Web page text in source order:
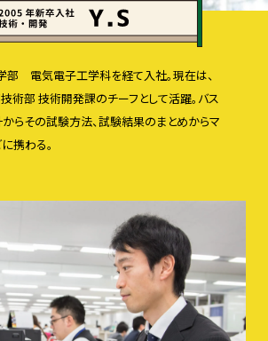
電気電子工学科を経て入社。現在は、
術部 技術開発課のチーフとして活躍。バス
らその試験方法、試験結果のまとめからマ
携わる。